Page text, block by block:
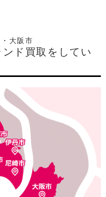
大阪市
ド買取をしてい